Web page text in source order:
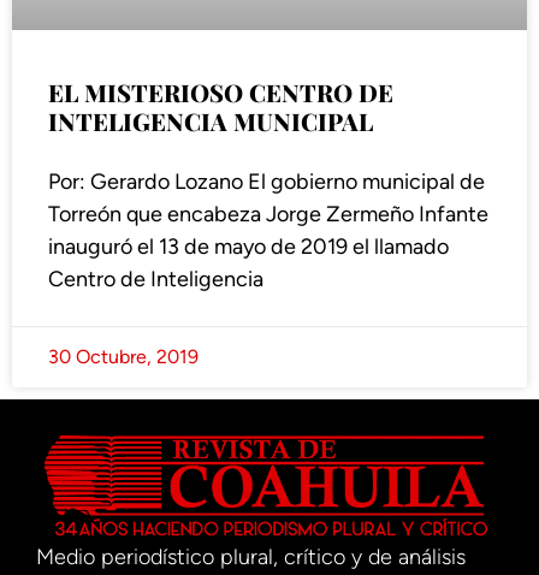
EL MISTERIOSO CENTRO DE
INTELIGENCIA MUNICIPAL
Por: Gerardo Lozano El gobierno municipal de
Torreón que encabeza Jorge Zermeño Infante
inauguró el 13 de mayo de 2019 el llamado
Centro de Inteligencia
30 Octubre, 2019
Medio periodístico plural, crítico y de análisis